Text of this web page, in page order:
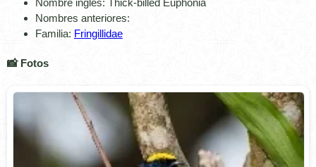
Nombre inglés: Thick-billed Euphonia
Nombres anteriores:
Familia: Fringillidae
📸 Fotos